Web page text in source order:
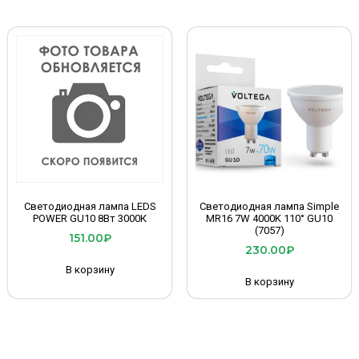
Светодиодная лампа LEDS
POWER GU10 8Вт 3000К
151.00₽
В корзину
Светодиодная лампа Simple
MR16 7W 4000K 110° GU10
(7057)
230.00₽
В корзину